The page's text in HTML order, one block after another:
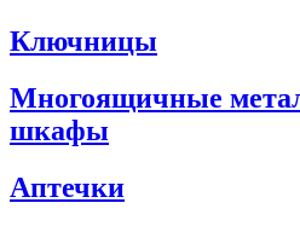
Ключницы
Многоящичные
шкафы
Аптечки